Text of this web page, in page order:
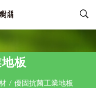
板
/ 優固抗菌工業地板